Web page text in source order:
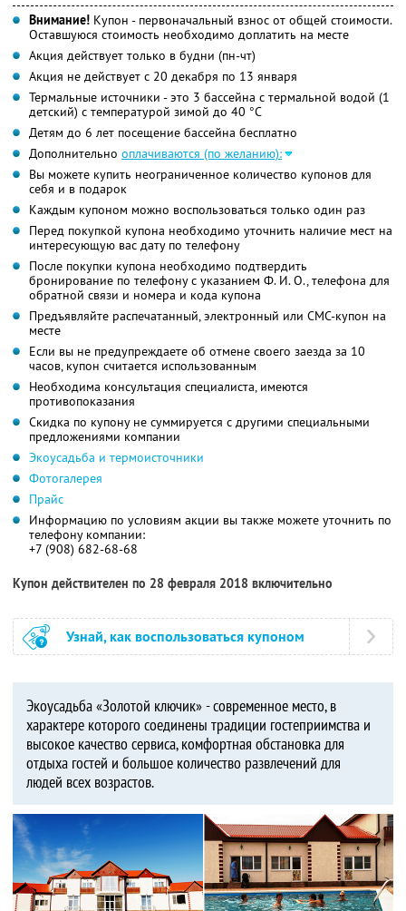
Внимание! Купон - первоначальный взнос от общей стоимости.
Оставшуюся стоимость необходимо доплатить на месте
Акция действует только в будни (пн-чт)
Акция не действует с 20 декабря по 13 января
Термальные источники - это 3 бассейна с термальной водой (1
детский) с температурой зимой до 40 °C
Детям до 6 лет посещение бассейна бесплатно
Дополнительно оплачиваются (по желанию):
Вы можете купить неограниченное количество купонов для
себя и в подарок
Каждым купоном можно воспользоваться только один раз
Перед покупкой купона необходимо уточнить наличие мест на
интересующую вас дату по телефону
После покупки купона необходимо подтвердить
бронирование по телефону с указанием Ф. И. О., телефона для
обратной связи и номера и кода купона
Предъявляйте распечатанный, электронный или СМС-купон на
месте
Если вы не предупреждаете об отмене своего заезда за 10
часов, купон считается использованным
Необходима консультация специалиста, имеются
противопоказания
Скидка по купону не суммируется с другими специальными
предложениями компании
Экоусадьба и термоисточники
Фотогалерея
Прайс
Информацию по условиям акции вы также можете уточнить по
телефону компании:
+7 (908) 682-68-68
Купон действителен по 28 февраля 2018 включительно
Узнай, как воспользоваться купоном
Экоусадьба «Золотой ключик» - современное место, в
характере которого соединены традиции гостеприимства и
высокое качество сервиса, комфортная обстановка для
отдыха гостей и большое количество развлечений для
людей всех возрастов.